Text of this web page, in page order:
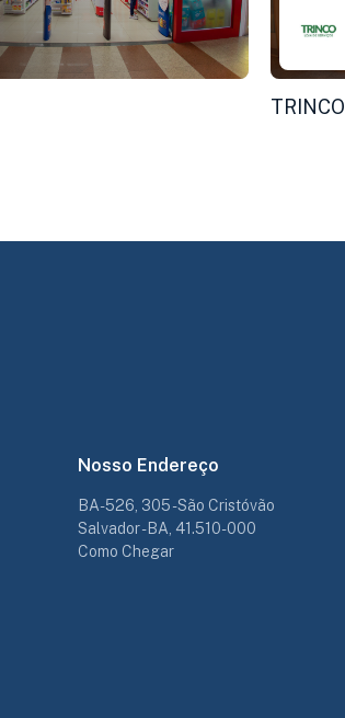
TRINCO
Nosso Endereço
BA-526, 305 - São Cristóvão
Salvador - BA, 41.510-000
Como Chegar